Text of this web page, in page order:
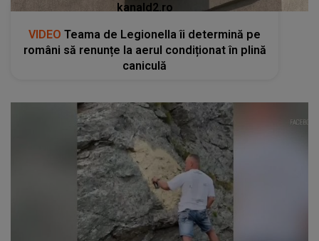
kanald2.ro
VIDEO Teama de Legionella îi determină pe
români să renunțe la aerul condiționat în plină
caniculă